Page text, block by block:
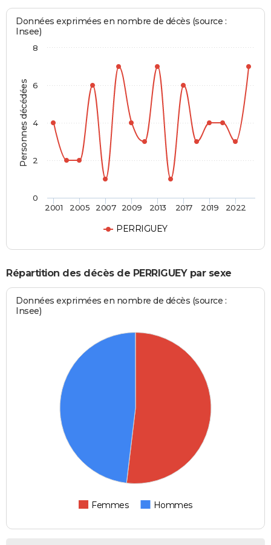
Personnes décédées
Données exprimées en nombre de décès (source :
Insee)
PERRIGUEY
2001 2005 2007 2009 2013 2017 2019 2022
0
2
4
6
8
Répartition des décès de PERRIGUEY par sexe
Données exprimées en nombre de décès (source :
Insee)
Femmes Hommes